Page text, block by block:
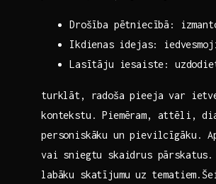
Drošība pētniecībā:
Ikdienas ⁤idejas:
Lasītāju iesaiste:
turklāt, radoša pieeja​ var
kontekstu. Piemēram, attēli,​
personiskāku un
vai sniegtu ‍skaidrus
labāku skatījumu ⁢uz⁤